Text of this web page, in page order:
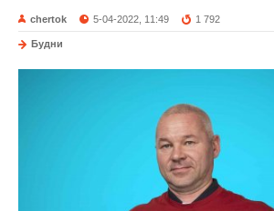
chertok 5-04-2022, 11:49 1 792
Будни